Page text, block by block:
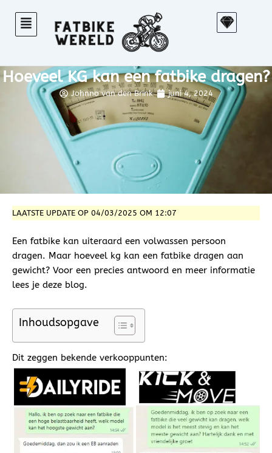
S
k
t
c
h
Hoeveel KG kan een fatbike dragen?
Johnno van den Brink juni 4, 2024
LAATSTE UPDATE OP 04/03/2025 OM 12:07
Een fatbike kan uiteraard een volwassen persoon
dragen. Maar hoeveel kg kan een fatbike dragen aan
gewicht? Voor een precies antwoord en meer informatie
lees je deze blog.
Inhoudsopgave
Dit zeggen bekende verkooppunten: